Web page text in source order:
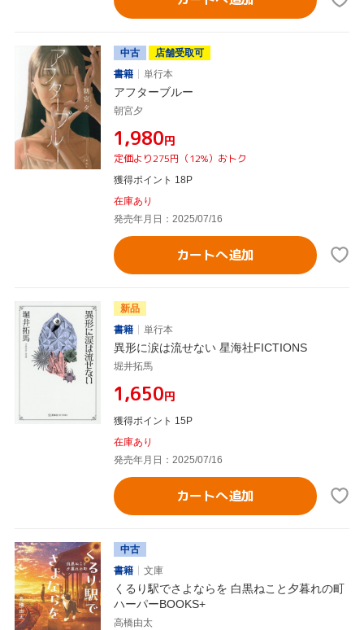
中古
店舗受取可
書籍
単行本
アフターブルー
朝宮夕
¥1,980円
定価より275円（12%）おトク
獲得ポイント 18P
在庫あり
発売年月日：2025/07/16
カートへ追加
新品
書籍
単行本
異形に涙は流せない 星海社FICTIONS
堀井拓馬
¥1,650円
獲得ポイント 15P
在庫あり
発売年月日：2025/07/16
カートへ追加
中古
書籍
文庫
くるり駅でさよならを 白黒ねこと夕暮れの町
ハーパーBOOKS+
高橋由太